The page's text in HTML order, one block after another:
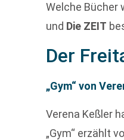
Welche Bücher
und Die ZEIT
Der
„Gym“ von
Verena Keßler
„Gym“ erzählt